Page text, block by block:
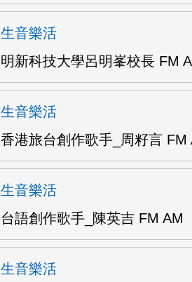
生音樂活
明新科技大學呂明峯校長 FM
生音樂活
香港旅台創作歌手_周籽言 FM
生音樂活
台語創作歌手_陳英吉 FM AM
生音樂活